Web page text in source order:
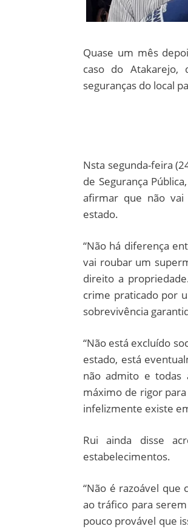
Quase um mês
caso do Atakarejo,
seguranças do local
Nsta segunda-feira
de Segurança
afirmar que não vai
estado.
“Não há diferença
vai roubar um
direito a
crime praticado por
sobrevivência
“Não está excluído
estado, está
não admito e todas
máximo de rigor
infelizmente existe
Rui ainda disse
estabelecimentos.
“Não é razoável que
ao tráfico para
pouco provável que